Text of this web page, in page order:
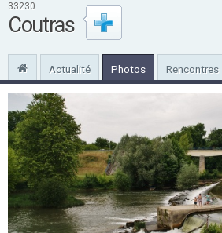
33230
Coutras
Actualité Photos Rencontres